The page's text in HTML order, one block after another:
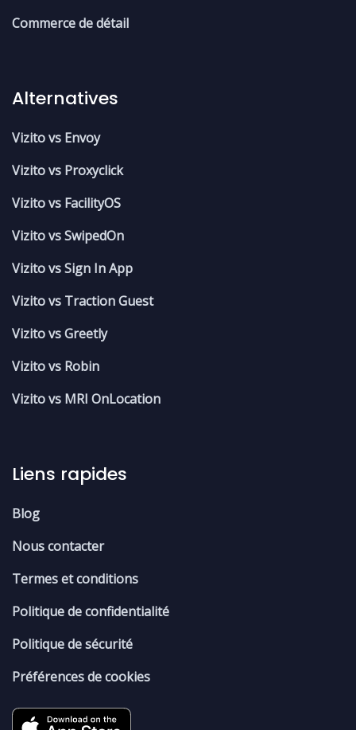
Commerce de détail
Alternatives
Vizito vs Envoy
Vizito vs Proxyclick
Vizito vs FacilityOS
Vizito vs SwipedOn
Vizito vs Sign In App
Vizito vs Traction Guest
Vizito vs Greetly
Vizito vs Robin
Vizito vs MRI OnLocation
Liens rapides
Blog
Nous contacter
Termes et conditions
Politique de confidentialité
Politique de sécurité
Préférences de cookies